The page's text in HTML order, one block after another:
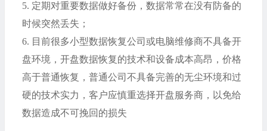
5. 定期对重要数据做好备份，数据常常在没有防备的
时候突然丢失；
6. 目前很多小型数据恢复公司或电脑维修商不具备开
盘环境，开盘数据恢复的技术和设备成本高昂，价格
高于普通恢复，普通公司不具备完善的无尘环境和过
硬的技术实力，客户应慎重选择开盘服务商，以免给
数据造成不可挽回的损失